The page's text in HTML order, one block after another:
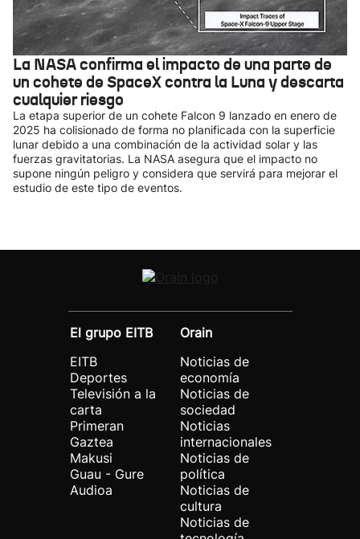
La NASA confirma el impacto de una parte de
un cohete de SpaceX contra la Luna y descarta
cualquier riesgo
La etapa superior de un cohete Falcon 9 lanzado en enero de
2025 ha colisionado de forma no planificada con la superficie
lunar debido a una combinación de la actividad solar y las
fuerzas gravitatorias. La NASA asegura que el impacto no
supone ningún peligro y considera que servirá para mejorar el
estudio de este tipo de eventos.
El grupo EITB
EITB
Deportes
Televisión a la
carta
Primeran
Gaztea
Makusi
Guau - Gure
Audioa
Orain
Noticias de
economía
Noticias de
sociedad
Noticias
internacionales
Noticias de
política
Noticias de
cultura
Noticias de